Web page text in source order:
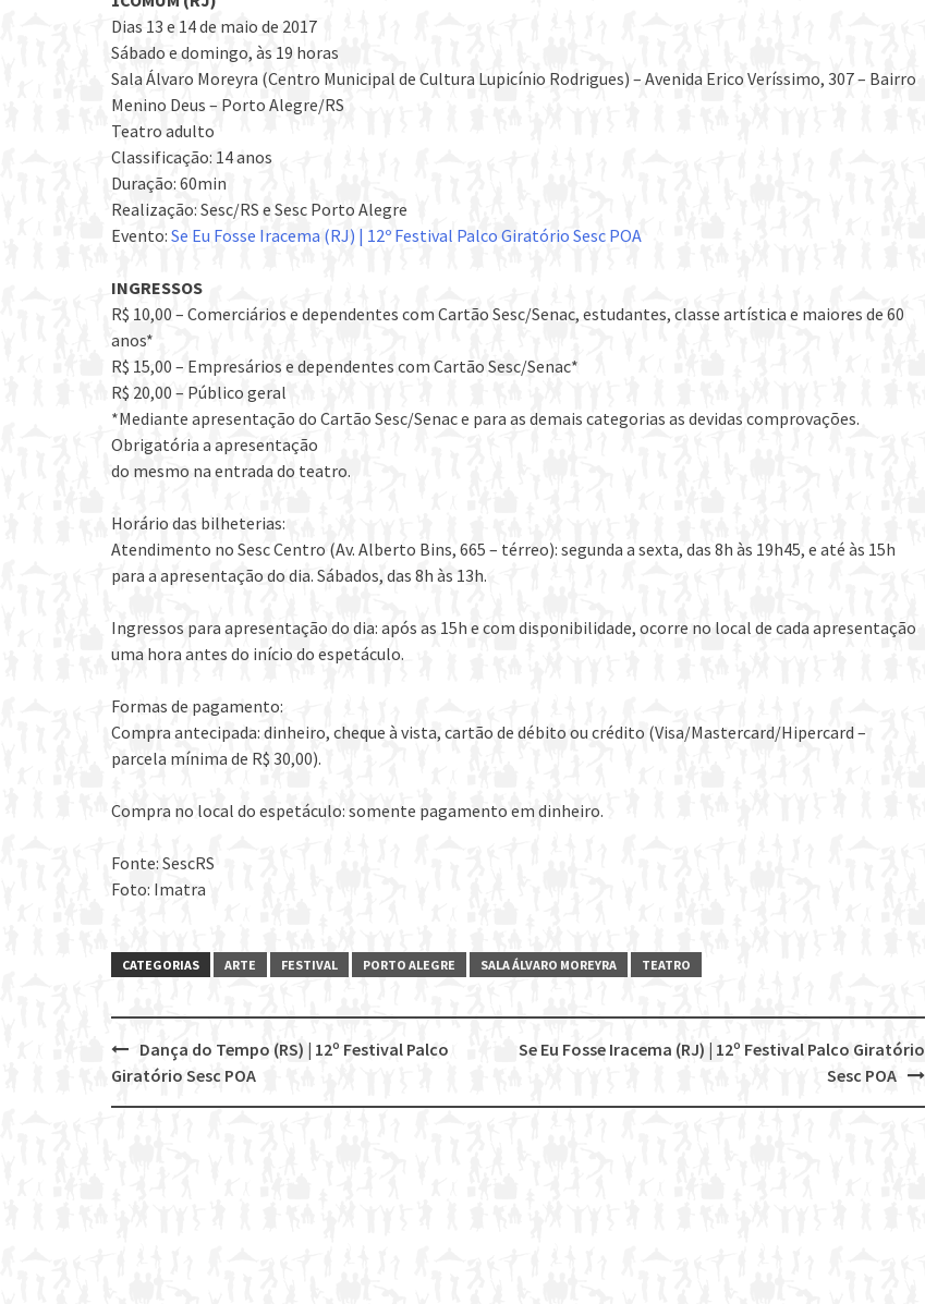
Dias 13 e 14 de maio de 2017
Sábado e domingo, às 19 horas
Sala Álvaro Moreyra (Centro Municipal de Cultura Lupicínio Rodrigues) – Avenida Erico Veríssimo, 307 – Bairro
Menino Deus – Porto Alegre/RS
Teatro adulto
Classificação: 14 anos
Duração: 60min
Realização: Sesc/RS e Sesc Porto Alegre
Evento: Se Eu Fosse Iracema (RJ) | 12º Festival Palco Giratório Sesc POA
INGRESSOS
R$ 10,00 – Comerciários e dependentes com Cartão Sesc/Senac, estudantes, classe artística e maiores de 60
anos*
R$ 15,00 – Empresários e dependentes com Cartão Sesc/Senac*
R$ 20,00 – Público geral
*Mediante apresentação do Cartão Sesc/Senac e para as demais categorias as devidas comprovações.
Obrigatória a apresentação
do mesmo na entrada do teatro.
Horário das bilheterias:
Atendimento no Sesc Centro (Av. Alberto Bins, 665 – térreo): segunda a sexta, das 8h às 19h45, e até às 15h
para a apresentação do dia. Sábados, das 8h às 13h.
Ingressos para apresentação do dia: após as 15h e com disponibilidade, ocorre no local de cada apresentação
uma hora antes do início do espetáculo.
Formas de pagamento:
Compra antecipada: dinheiro, cheque à vista, cartão de débito ou crédito (Visa/Mastercard/Hipercard –
parcela mínima de R$ 30,00).
Compra no local do espetáculo: somente pagamento em dinheiro.
Fonte: SescRS
Foto: Imatra
CATEGORIAS ARTE FESTIVAL PORTO ALEGRE SALA ÁLVARO MOREYRA TEATRO
Post
navigation
Se Eu Fosse Iracema (RJ) | 12º Festival Palco Giratório
Sesc POA
Dança do Tempo (RS) | 12º Festival Palco
Giratório Sesc POA